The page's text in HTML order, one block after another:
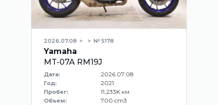
2026.07.08 № 5178
Yamaha
MT-07A RM19J
Дата: 2026.07.08
Год: 2021
Пробег: 11,233K км
Объем: 700 cm3